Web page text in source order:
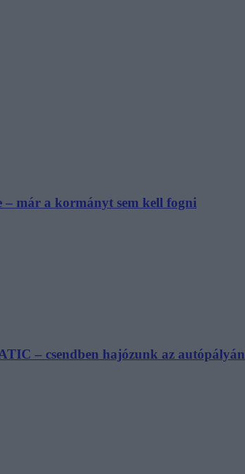
– már a kormányt sem kell fogni
– csendben hajózunk az autópályán